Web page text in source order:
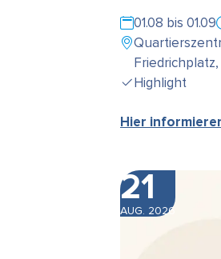
01.08 bis 01.09
Highlight
Hier
21
AUG. 2026